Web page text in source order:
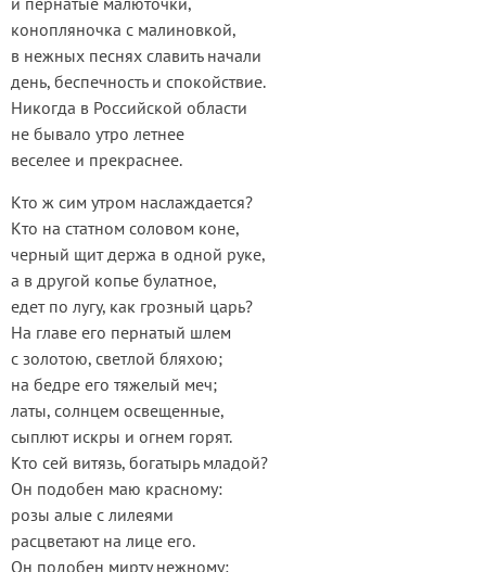
конопляночка с малиновкой,
в нежных песнях славить начали
день, беспечность и спокойствие.
Никогда в Российской области
не бывало утро летнее
веселее и прекраснее.
Кто ж сим утром наслаждается?
Кто на статном соловом коне,
черный щит держа в одной руке,
а в другой копье булатное,
едет по лугу, как грозный царь?
На главе его пернатый шлем
с золотою, светлой бляхою;
на бедре его тяжелый меч;
латы, солнцем освещенные,
сыплют искры и огнем горят.
Кто сей витязь, богатырь младой?
Он подобен маю красному:
розы алые с лилеями
расцветают на лице его.
Он подобен мирту нежному: